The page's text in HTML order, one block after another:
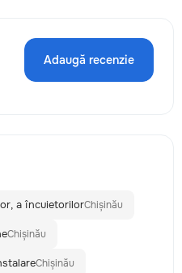
Adaugă recenzie
a încuietorilorChișinău
Chișinău
Chișinău